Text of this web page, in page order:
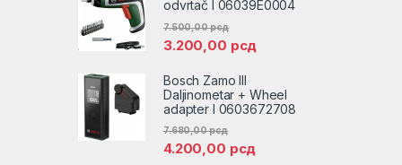
odvrtač l 06039E0004
3.200,00 рсд
7.500,00рсд
Bosch Zamo III
Daljinometar + Wheel
adapter l 0603672708
4.200,00 рсд
7.680,00рсд